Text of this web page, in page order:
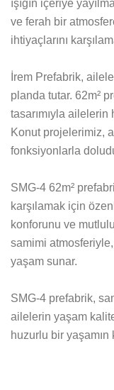
ışığın içeriye
ve ferah bir
ihtiyaçlarını
İrem Prefabrik,
planda tutar. 62m²
tasarımıyla
Konut projelerimiz,
fonksiyonlarla
SMG-4 62m²
karşılamak için
konforunu ve
samimi
yaşam sunar.
SMG-4 prefabrik,
ailelerin yaşam
huzurlu bir yaşamın